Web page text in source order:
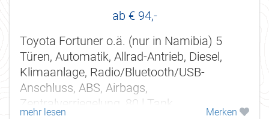
ab € 94,-
Toyota Fortuner o.ä. (nur in Namibia) 5
Türen, Automatik, Allrad-Antrieb, Diesel,
Klimaanlage, Radio/Bluetooth/USB-
Anschluss, ABS, Airbags,
Zentralverriegelung, 80 l Tank.
mehr lesen Merken